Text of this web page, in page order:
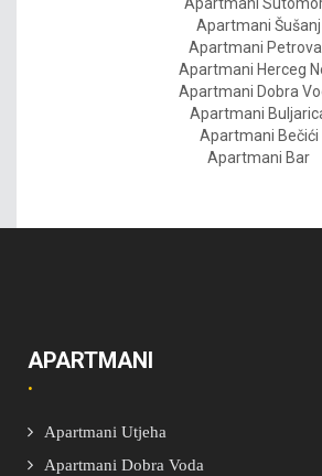
Apartmani Šušanj
Apartmani
Apartmani Herceg
Apartmani Dobra
Apartmani
Apartmani Bečići
Apartmani Bar
APARTMANI
Apartmani Utjeha
Apartmani Dobra Voda